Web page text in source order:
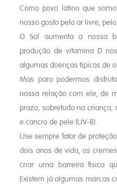
Como povo latino que
nosso gosto pelo ar livre,
O Sol aumenta a nossa
produção de vitamina D
algumas doenças típicas de
Mas para podermos
nossa relação com ele, de
prazo, sobretudo na criança,
e cancro de pele (UV-B).
Use sempre fator de
dois anos de vida, os
criar uma barreira física
Existem já algumas marcas